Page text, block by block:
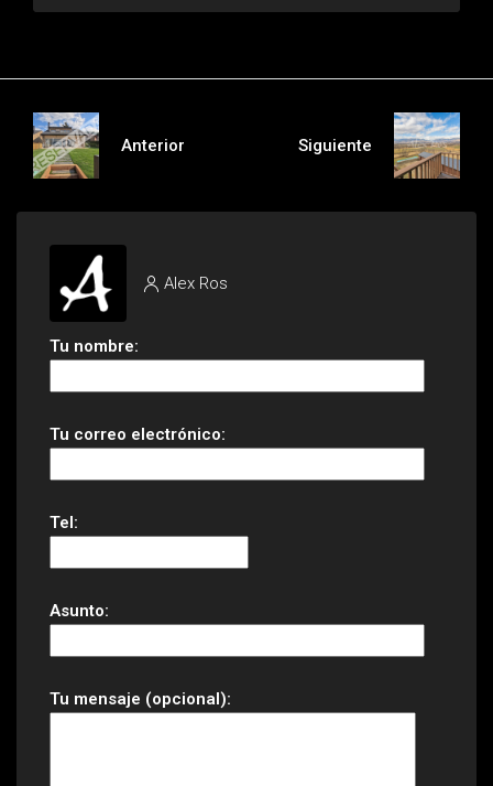
Anterior Siguiente
Alex Ros
Tu nombre:
Tu correo electrónico:
Tel:
Asunto:
Tu mensaje (opcional):